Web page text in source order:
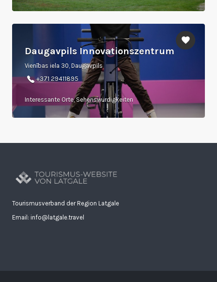
Daugavpils Innovationszentrum
Vienības iela 30, Daugavpils
+371 29411895
Interessante Orte, Sehenswürdigkeiten
Tourismusverband der Region Latgale
Email: info@latgale.travel